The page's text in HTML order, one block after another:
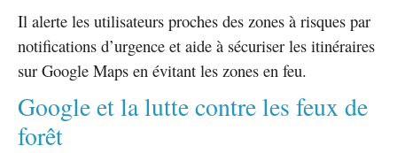
Il alerte les utilisateurs proches des zones à risques par
notifications d’urgence et aide à sécuriser les itinéraires
sur Google Maps en évitant les zones en feu.
Google et la lutte contre les feux de
forêt